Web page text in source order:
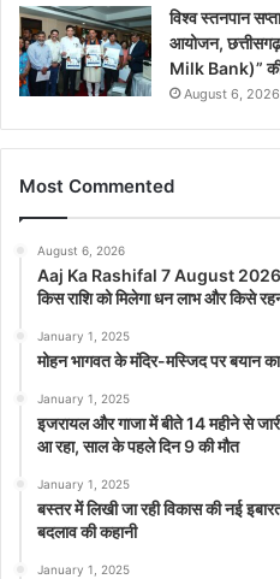
विश्व स्तनपान
आयोजन,
Milk Bank)” की
August 6, 2026
Most Commented
August 6, 2026
Aaj Ka Rashifal 7 August 2026:
किस राशि को मिलेगा धन लाभ और किसे
January 1, 2025
मोहन भागवत के मंदिर-मस्जिद पर बयान
January 1, 2025
इजरायल और गाजा में बीते 14 महीने से
आ रहा, साल के पहले दिन 9 की मौत
January 1, 2025
बस्तर में लिखी जा रही विकास की नई
बदलाव की कहानी
January 1, 2025